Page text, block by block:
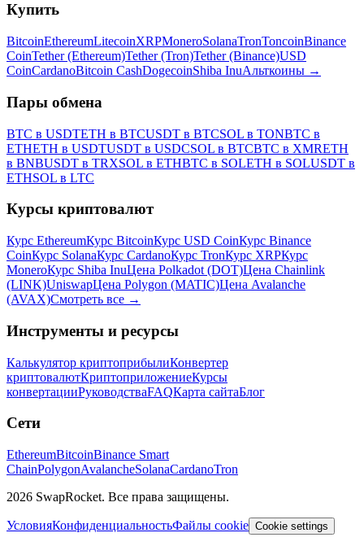
Купить
BitcoinEthereumLitecoinXRPMoneroSolanaTronToncoinBinance
CoinTether (Ethereum)Tether (Tron)Tether (Binance)USD
CoinCardanoBitcoin CashDogecoinShiba InuАльткоины →
Пары обмена
BTC в USDTETH в BTCUSDT в BTCSOL в TONBTC в
ETHETH в USDTUSDT в USDCSOL в BTCBTC в XMRETH
в BNBUSDT в TRXSOL в ETHBTC в SOLETH в SOLUSDT в
ETHSOL в LTC
Курсы криптовалют
Курс EthereumКурс BitcoinКурс USD CoinКурс Binance
CoinКурс SolanaКурс CardanoКурс TronКурс XRPКурс
MoneroКурс Shiba InuЦена Polkadot (DOT)Цена Chainlink
(LINK)UniswapЦена Polygon (MATIC)Цена Avalanche
(AVAX)Смотреть все →
Инструменты и ресурсы
Калькулятор криптоприбылиКонвертер
криптовалютКриптоприложениеКурсы
конвертацииРуководстваFAQКарта сайтаБлог
Сети
EthereumBitcoinBinance Smart
ChainPolygonAvalancheSolanaCardanoTron
2026 SwapRocket. Все права защищены.
УсловияКонфиденциальностьФайлы cookie Cookie settings